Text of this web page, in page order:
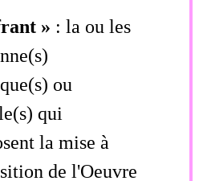
» : la ou les
ou
qui
la mise à
de l'Oeuvre